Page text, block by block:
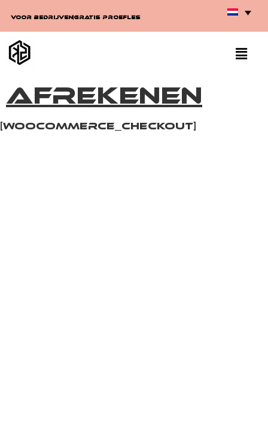
Voor Bedrijven Gratis proefles
Afrekenen
[woocommerce_checkout]